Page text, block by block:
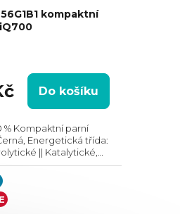
kompaktní
Do košíku
% Kompaktní parní
Energetická třída:
|| Katalytické,
l, Max. příkon: 3300 W,
mm,...